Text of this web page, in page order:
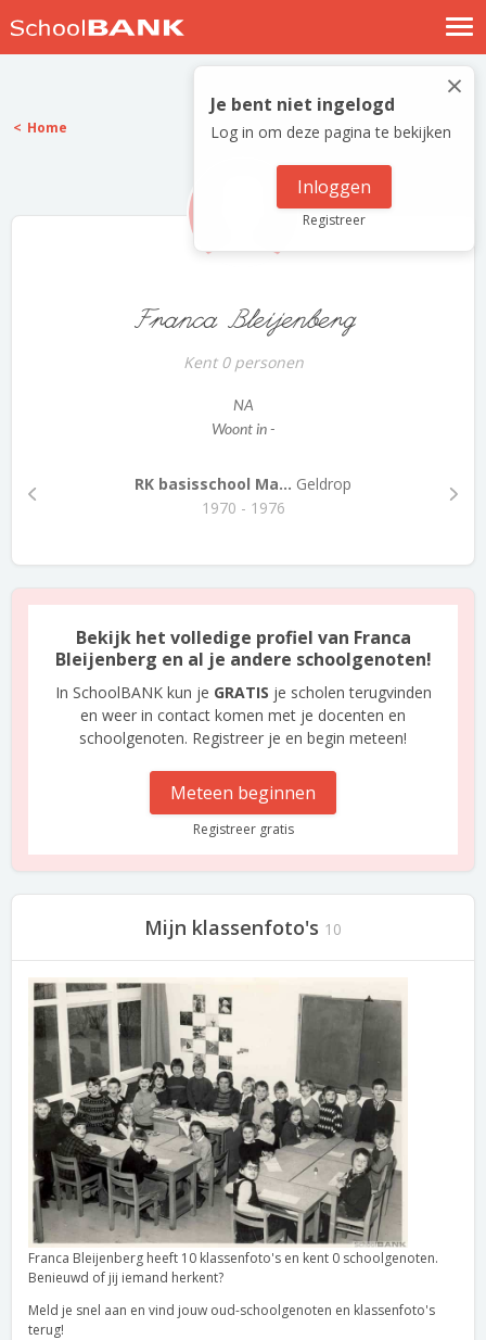
Nostalgische verhalen
Log in
Meld je gratis aan
×
Je bent niet ingelogd
Log in om deze pagina te bekijken
Inloggen
Registreer
Home
Franca Bleijenberg
Kent 0 personen
NA
Woont in -
RK basisschool Ma... Geldrop
1970 - 1976
Bekijk het volledige profiel van Franca
Bleijenberg en al je andere schoolgenoten!
In SchoolBANK kun je GRATIS je scholen terugvinden
en weer in contact komen met je docenten en
schoolgenoten. Registreer je en begin meteen!
Meteen beginnen
Registreer gratis
Mijn klassenfoto's 10
Franca Bleijenberg heeft 10 klassenfoto's en kent 0 schoolgenoten.
Benieuwd of jij iemand herkent?
Meld je snel aan en vind jouw oud-schoolgenoten en klassenfoto's
terug!